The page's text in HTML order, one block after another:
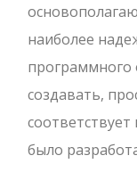
наиболее
программного
создавать,
было